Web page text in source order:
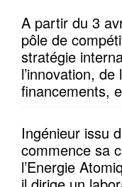
A partir du 3
pôle de
stratégie
l’innovation,
financements,
Ingénieur issu
commence sa
l’Energie